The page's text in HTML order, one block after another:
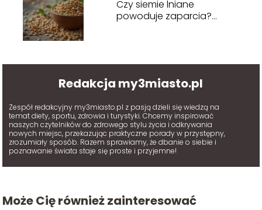
Czy siemie lniane
powoduje zaparcia?
Redakcja my3miasto.pl
Zespół redakcyjny my3miasto.pl z pasją dzieli się wiedzą na
temat diety, sportu, zdrowia i turystyki. Chcemy inspirować
naszych czytelników do zdrowego stylu życia i odkrywania
nowych miejsc, przekazując praktyczne porady w przystępny,
zrozumiały sposób. Razem sprawiamy, że dbanie o siebie i
poznawanie świata staje się proste i przyjemne!
Może Cię również zainteresować